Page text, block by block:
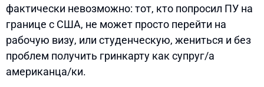
фактически невозможно: тот, кто попросил ПУ на
границе с США, не может просто перейти на
рабочую визу, или студенческую, жениться и без
проблем получить гринкарту как супруг/а
американца/ки.